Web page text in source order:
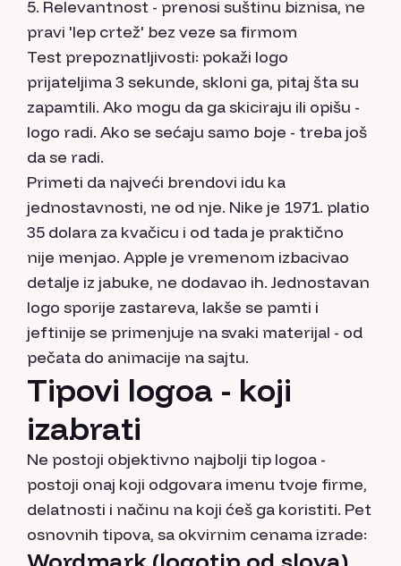
Relevantnost - prenosi suštinu biznisa, ne
pravi 'lep crtež' bez veze sa firmom
Test prepoznatljivosti: pokaži logo
prijateljima 3 sekunde, skloni ga, pitaj šta su
zapamtili. Ako mogu da ga skiciraju ili opišu -
logo radi. Ako se sećaju samo boje - treba još
da se radi.
Primeti da najveći brendovi idu ka
jednostavnosti, ne od nje. Nike je 1971. platio
35 dolara za kvačicu i od tada je praktično
nije menjao. Apple je vremenom izbacivao
detalje iz jabuke, ne dodavao ih. Jednostavan
logo sporije zastareva, lakše se pamti i
jeftinije se primenjuje na svaki materijal - od
pečata do animacije na sajtu.
Tipovi logoa - koji
izabrati
Ne postoji objektivno najbolji tip logoa -
postoji onaj koji odgovara imenu tvoje firme,
delatnosti i načinu na koji ćeš ga koristiti. Pet
osnovnih tipova, sa okvirnim cenama izrade: